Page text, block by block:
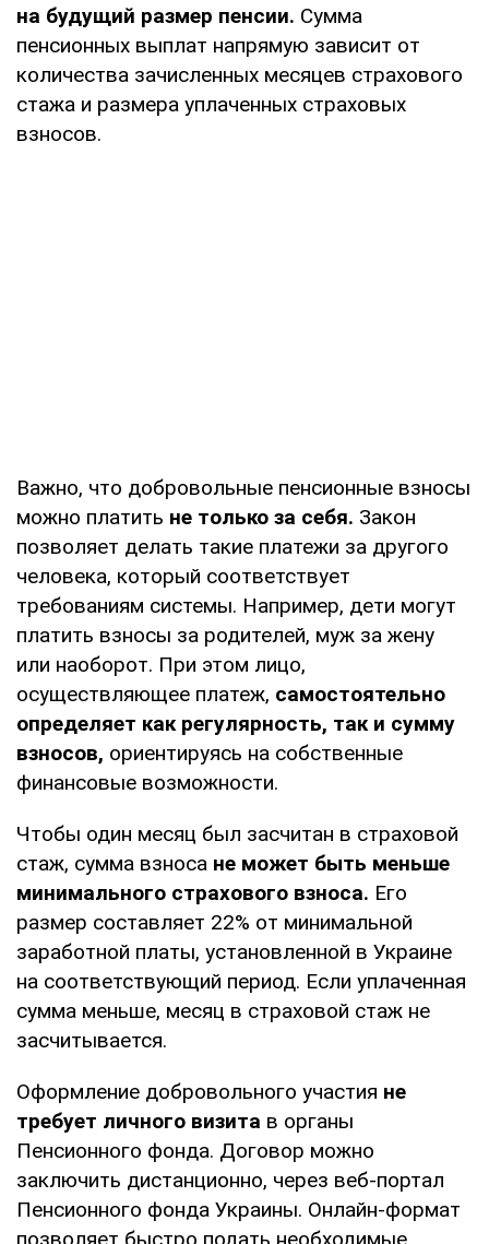
на будущий размер пенсии. Сумма
пенсионных выплат напрямую зависит от
количества зачисленных месяцев страхового
стажа и размера уплаченных страховых
взносов.
Важно, что добровольные пенсионные взносы
можно платить не только за себя. Закон
позволяет делать такие платежи за другого
человека, который соответствует
требованиям системы. Например, дети могут
платить взносы за родителей, муж за жену
или наоборот. При этом лицо,
осуществляющее платеж, самостоятельно
определяет как регулярность, так и сумму
взносов, ориентируясь на собственные
финансовые возможности.
Чтобы один месяц был засчитан в страховой
стаж, сумма взноса не может быть меньше
минимального страхового взноса. Его
размер составляет 22% от минимальной
заработной платы, установленной в Украине
на соответствующий период. Если уплаченная
сумма меньше, месяц в страховой стаж не
засчитывается.
Оформление добровольного участия не
требует личного визита в органы
Пенсионного фонда. Договор можно
заключить дистанционно, через веб-портал
Пенсионного фонда Украины. Онлайн-формат
позволяет быстро подать необходимые